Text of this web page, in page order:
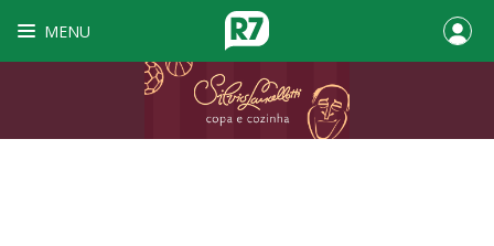
MENU